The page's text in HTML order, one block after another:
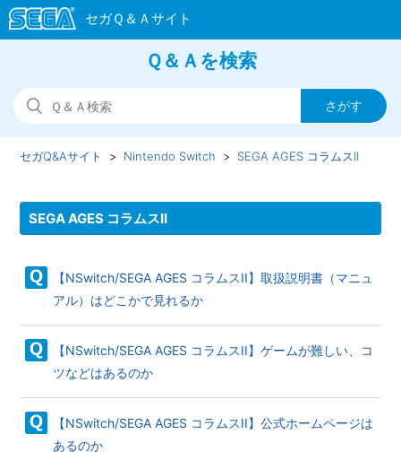
Ｑ＆Ａを検索
セガQ&Aサイト Nintendo Switch SEGA AGES コラムスII
SEGA AGES コラムスII
【NSwitch/SEGA AGES コラムスII】取扱説明書（マニュ
アル）はどこかで見れるか
【NSwitch/SEGA AGES コラムスII】ゲームが難しい、コ
ツなどはあるのか
【NSwitch/SEGA AGES コラムスII】公式ホームページは
あるのか